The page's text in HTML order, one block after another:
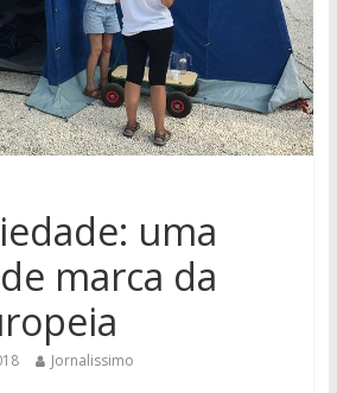
uma
marca da
Jornalissimo